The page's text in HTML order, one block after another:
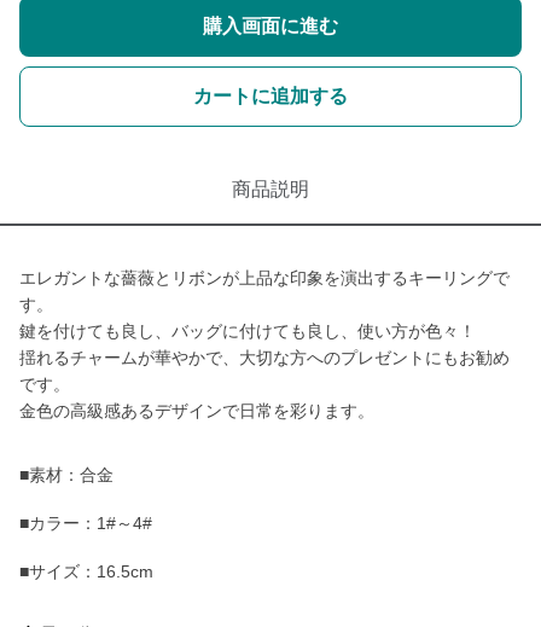
購入画面に進む
カートに追加する
商品説明
エレガントな薔薇とリボンが上品な印象を演出するキーリングで
す。
鍵を付けても良し、バッグに付けても良し、使い方が色々！
揺れるチャームが華やかで、大切な方へのプレゼントにもお勧め
です。
金色の高級感あるデザインで日常を彩ります。
■素材：合金
■カラー：1#～4#
■サイズ：16.5cm